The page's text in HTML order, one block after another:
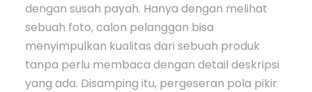
dengan susah payah. Hanya dengan melihat
sebuah foto, calon pelanggan bisa
menyimpulkan kualitas dari sebuah produk
tanpa perlu membaca dengan detail deskripsi
yang ada. Disamping itu, pergeseran pola pikir